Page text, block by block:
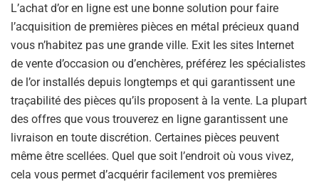
L’achat d’or en ligne est une bonne solution pour faire
l’acquisition de premières pièces en métal précieux quand
vous n’habitez pas une grande ville. Exit les sites Internet
de vente d’occasion ou d’enchères, préférez les spécialistes
de l’or installés depuis longtemps et qui garantissent une
traçabilité des pièces qu’ils proposent à la vente. La plupart
des offres que vous trouverez en ligne garantissent une
livraison en toute discrétion. Certaines pièces peuvent
même être scellées. Quel que soit l’endroit où vous vivez,
cela vous permet d’acquérir facilement vos premières